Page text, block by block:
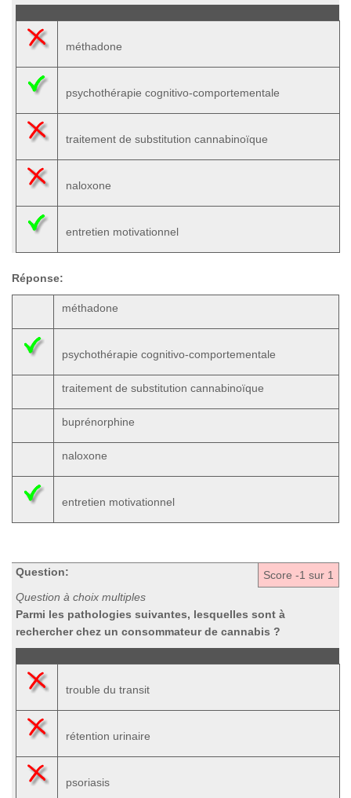
méthadone
psychothérapie cognitivo-comportementale
traitement de substitution cannabinoïque
naloxone
entretien motivationnel
Réponse:
méthadone
psychothérapie cognitivo-comportementale
traitement de substitution cannabinoïque
buprénorphine
naloxone
entretien motivationnel
Score -1 sur 1
Question:
Question à choix multiples
Parmi les pathologies suivantes, lesquelles sont à
rechercher chez un consommateur de cannabis ?
trouble du transit
rétention urinaire
psoriasis